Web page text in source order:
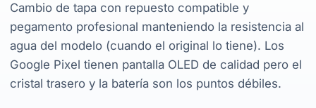
Cambio de tapa con repuesto compatible y
pegamento profesional manteniendo la resistencia al
agua del modelo (cuando el original lo tiene). Los
Google Pixel tienen pantalla OLED de calidad pero el
cristal trasero y la batería son los puntos débiles.